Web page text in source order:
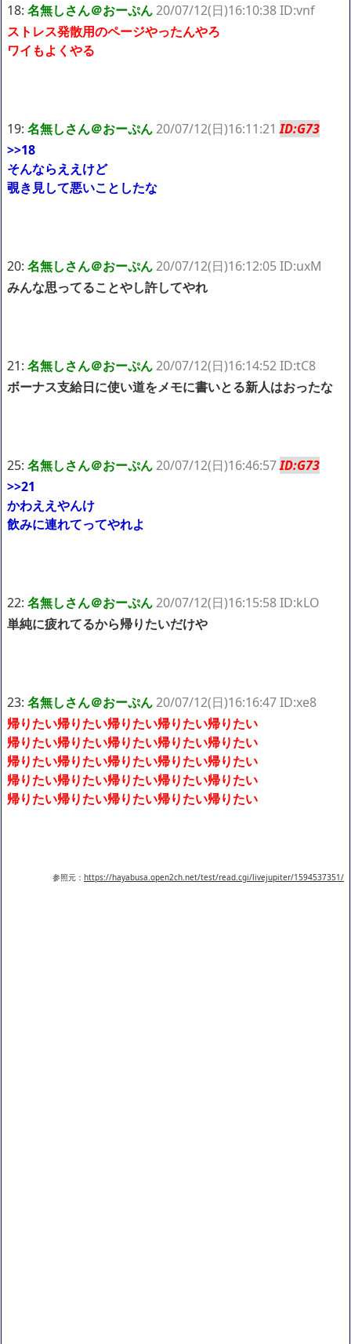
18: 名無しさん＠おーぷん20/07/12(日)16:10:38 ID:vnf
ストレス発散用のページやったんやろ
ワイもよくやる
19: 名無しさん＠おーぷん20/07/12(日)16:11:21ID:G73
>>18
そんならええけど
覗き見して悪いことしたな
20: 名無しさん＠おーぷん20/07/12(日)16:12:05 ID:uxM
みんな思ってることやし許してやれ
21: 名無しさん＠おーぷん20/07/12(日)16:14:52 ID:tC8
ボーナス支給日に使い道をメモに書いとる新人はおったな
25: 名無しさん＠おーぷん20/07/12(日)16:46:57ID:G73
>>21
かわええやんけ
飲みに連れてってやれよ
22: 名無しさん＠おーぷん20/07/12(日)16:15:58 ID:kLO
単純に疲れてるから帰りたいだけや
23: 名無しさん＠おーぷん20/07/12(日)16:16:47 ID:xe8
帰りたい帰りたい帰りたい帰りたい帰りたい
帰りたい帰りたい帰りたい帰りたい帰りたい
帰りたい帰りたい帰りたい帰りたい帰りたい
帰りたい帰りたい帰りたい帰りたい帰りたい
帰りたい帰りたい帰りたい帰りたい帰りたい
参照元： https://hayabusa.open2ch.net/test/read.cgi/livejupiter/1594537351/